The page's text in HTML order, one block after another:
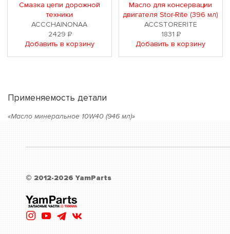
Смазка цепи дорожной
техники
ACCCHAINONAA
2429 Р
Добавить в корзину
Масло для консервации
двигателя Stor-Rite (396 мл)
ACCSTORERITE
1831Р
Добавить в корзину
Применяемость детали
«Масло минеральное 10W40 (946 мл)»
© 2012-2026 YamParts